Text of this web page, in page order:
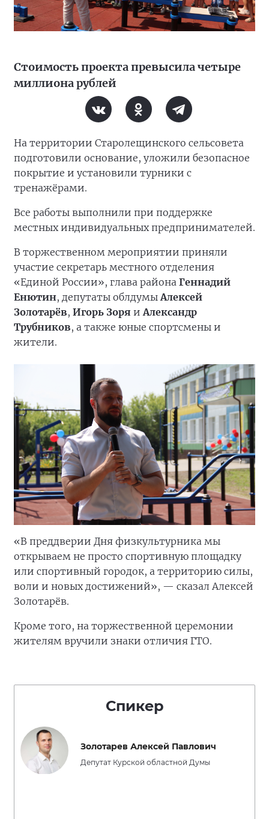
Стоимость проекта превысила четыре
миллиона рублей
На территории Старолещинского сельсовета
подготовили основание, уложили безопасное
покрытие и установили турники с
тренажёрами.
Все работы выполнили при поддержке
местных индивидуальных предпринимателей.
В торжественном мероприятии приняли
участие секретарь местного отделения
«Единой России», глава района Геннадий
Енютин, депутаты облдумыАлексей
Золотарёв, Игорь Зоря иАлександр
Трубников, а также юные спортсмены и
жители.
«В преддверии Дня физкультурника мы
открываем не просто спортивную площадку
или спортивный городок, а территорию силы,
воли и новых достижений», — сказал Алексей
Золотарёв.
Кроме того, на торжественной церемонии
жителям вручили знаки отличия ГТО.
Спикер
Золотарев Алексей Павлович
Депутат Курской областной Думы